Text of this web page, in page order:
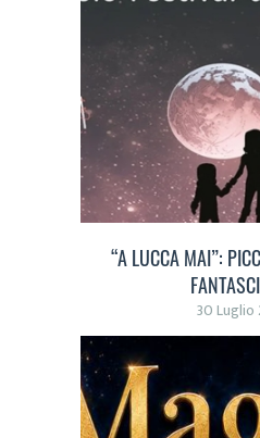
“A LUCCA MAI”:
30 Luglio